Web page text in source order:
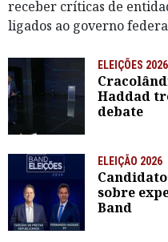
receber críticas de
ligados ao governo
ELEIÇÕES 2026
Haddad
debate
ELEIÇÃO 2026
sobre
Band